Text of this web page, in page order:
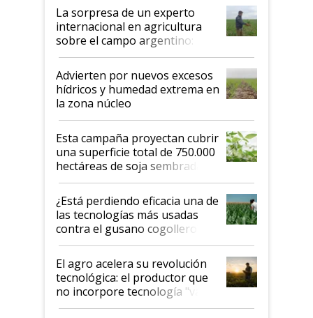
La sorpresa de un experto
internacional en agricultura
sobre el campo argentino:
"Estoy muy impresionado"
Advierten por nuevos excesos
hídricos y humedad extrema en
la zona núcleo
Esta campaña proyectan cubrir
una superficie total de 750.000
hectáreas de soja sembradas
con una nueva generación de
variedades que marcan un
salto tecnológico en genética y
rendimiento
¿Está perdiendo eficacia una de
las tecnologías más usadas
contra el gusano cogollero? El
desafío de una tecnología clave
El agro acelera su revolución
tecnológica: el productor que
no incorpore tecnología "va a
perder el tren"